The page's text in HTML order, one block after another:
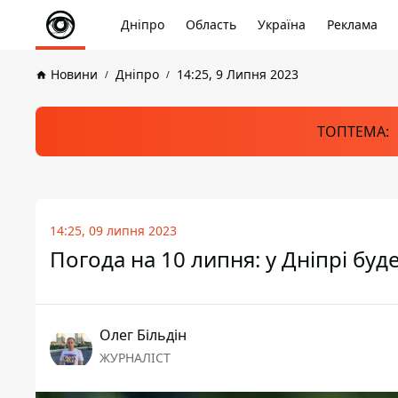
Дніпро Область Україна Реклама
Новини Дніпро 14:25, 9 Липня 2023
ТОПТЕМА:
14:25, 09 липня 2023
Погода на 10 липня: у Дніпрі
Олег Більдін
ЖУРНАЛІСТ